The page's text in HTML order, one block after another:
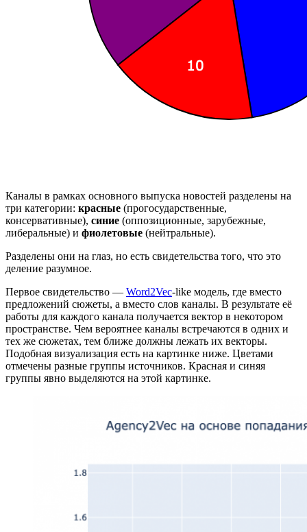
Каналы в рамках основного выпуска новостей разделены на
три категории: красные (прогосударственные,
консервативные), синие (оппозиционные, зарубежные,
либеральные) и фиолетовые (нейтральные).
Разделены они на глаз, но есть свидетельства того, что это
деление разумное.
Первое свидетельство — Word2Vec-like модель, где вместо
предложений сюжеты, а вместо слов каналы. В результате её
работы для каждого канала получается вектор в некотором
пространстве. Чем вероятнее каналы встречаются в одних и
тех же сюжетах, тем ближе должны лежать их векторы.
Подобная визуализация есть на картинке ниже. Цветами
отмечены разные группы источников. Красная и синяя
группы явно выделяются на этой картинке.